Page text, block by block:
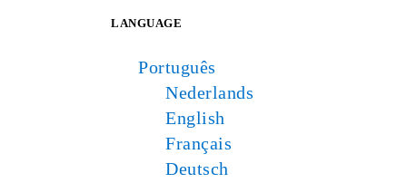
LANGUAGE
Português
Nederlands
English
Français
Deutsch